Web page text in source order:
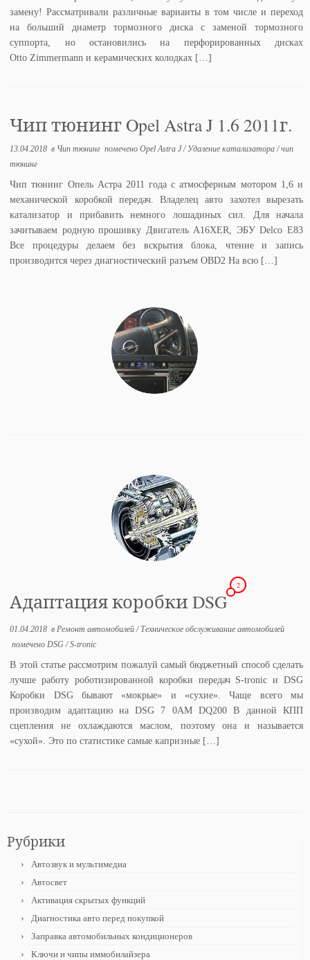
замену! Рассматривали различные варианты в том числе и переход
на больший диаметр тормозного диска с заменой тормозного
суппорта, но остановились на перфорированных дисках
Otto Zimmermann и керамических колодках […]
Чип тюнинг Opel Astra J 1.6 2011г.
13.04.2018 в Чип тюнинг помеченоOpel Astra J/ Удаление катализатора/чип
тюнинг
Чип тюнинг Опель Астра 2011 года с атмосферным мотором 1,6 и
механической коробкой передач. Владелец авто захотел вырезать
катализатор и прибавить немного лошадиных сил. Для начала
зачитываем родную прошивку Двигатель A16XER, ЭБУ Delco E83
Все процедуры делаем без вскрытия блока, чтение и запись
производится через диагностический разъем OBD2 На всю […]
Адаптация коробки DSG
2
01.04.2018 в Ремонт автомобилей/ Техническое обслуживание автомобилей
помечено DSG/S-tronic
В этой статье рассмотрим пожалуй самый бюджетный способ сделать
лучше работу роботизированной коробки передач S-tronic и DSG
Коробки DSG бывают «мокрые» и «сухие». Чаще всего мы
производим адаптацию на DSG 7 0AM DQ200 В данной КПП
сцепления не охлаждаются маслом, поэтому она и называется
«сухой». Это по статистике самые капризные […]
Рубрики
Автозвук и мультимедиа
Автосвет
Активация скрытых функций
Диагностика авто перед покупкой
Заправка автомобильных кондиционеров
Ключи и чипы иммобилайзера